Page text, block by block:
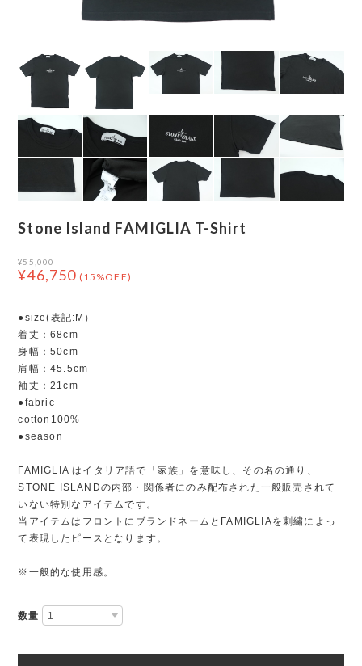
Stone Island FAMIGLIA T-Shirt
¥55,000
¥46,750 (15%OFF)
●size(表記:M）
着丈：68cm
身幅：50cm
肩幅：45.5cm
袖丈：21cm
●fabric
cotton100%
●season
FAMIGLIA はイタリア語で「家族」を意味し、その名の通り、
STONE ISLANDの内部・関係者にのみ配布された一般販売されて
いない特別なアイテムです。
当アイテムはフロントにブランドネームとFAMIGLIAを刺繍によっ
て表現したピースとなります。
※一般的な使用感。
数量